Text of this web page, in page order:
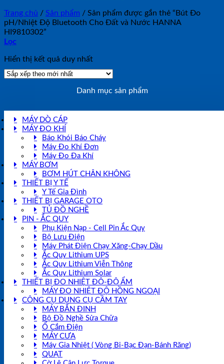
Trang chủ / Sản phẩm / Sản phẩm được gắn thẻ “Bút Đo
pH/Nhiệt Độ Bluetooth Cho Đất và Nước HANNA
HI9810302”
Lọc
Hiển thị kết quả duy nhất
Danh mục sản phẩm
MÁY DÒ CÁP
MÁY ĐO KHÍ
Báo Khói Báo Cháy
Máy Đo Khí Đơn
Máy Đo Đa Khí
MÁY BƠM
BƠM HÚT CHÂN KHÔNG
THIẾT BỊ Y TẾ
Y Tế Gia Đình
THIẾT BỊ GARAGE OTO
TỦ ĐỒ NGHỀ
PIN - ẮC QUY
Phụ Kiện Nạp - Cell Pin Ắc Quy
Bộ Lưu Điện
Máy Phát Điện Chạy Xăng-Chạy Dầu
Ắc Quy Lithium UPS
Ắc Quy Lithium Viễn Thông
Ắc Quy Lithium Solar
THIẾT BỊ ĐO NHIỆT ĐỘ-ĐỘ ẨM
MÁY ĐO NHIỆT ĐỘ HỒNG NGOẠI
CÔNG CỤ DỤNG CỤ CẦM TAY
MÁY BẮN ĐINH
Bộ Đồ Nghề Sửa Chữa
Ổ Cắm Điện
MÁY CƯA
Máy Gia Nhiệt ( Vòng Bi-Bạc Đạn-Bánh Răng)
QUẠT